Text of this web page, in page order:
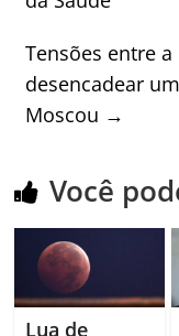
Tensões entre
desencadear
Moscou →
Você
Lua de